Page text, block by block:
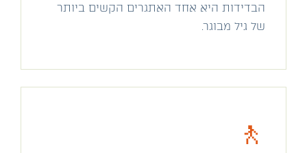
הבדידות היא אחד האתגרים הקשים ביותר
של גיל מבוגר.
🚶